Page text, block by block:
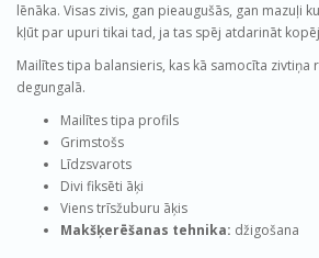
lēnāka. Visas zivis, gan pieaugušās, gan mazuļi
kļūt par upuri tikai tad, ja tas spēj atdarināt
Mailītes tipa balansieris, kas kā samocīta zivtiņa
degungalā.
Mailītes tipa profils
Grimstošs
Līdzsvarots
Divi fiksēti āķi
Viens trīsžuburu āķis
Makšķerēšanas tehnika: džigošana